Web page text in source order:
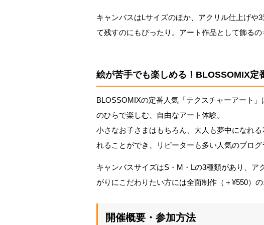
キャンバスはLサイズのほか、アクリル仕上げや
て残すのにもぴったり。アート作品として飾るの
絵が苦手でも楽しめる！BLOSSOMIX定
BLOSSOMIXの定番人気「テクスチャーアート
のひらで楽しむ、自由なアート体験。
小さなお子さまはもちろん、大人も夢中になれ
れることができ、リピーターも多い人気のプログ
キャンバスサイズはS・M・Lの3種類があり、ア
がりにこだわりたい方には全面制作（＋¥550）
開催概要・参加方法